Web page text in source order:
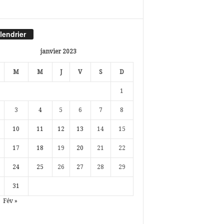
janvier 2023
M M J V S D
1
3 4 5 6 7 8
10 11 12 13 14 15
17 18 19 20 21 22
24 25 26 27 28 29
31
Fév »